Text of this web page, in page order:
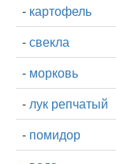
- картофель
-свекла
- морковь
-лук репчатый
- помидор